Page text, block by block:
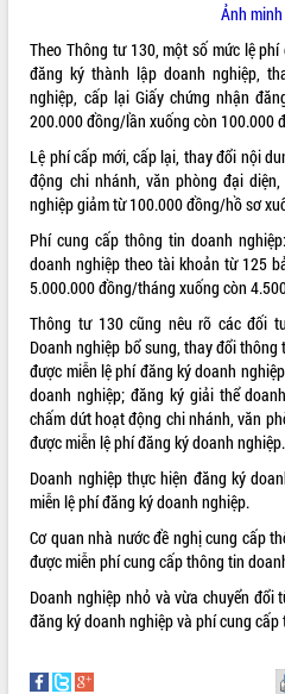
THÔNG TIN CHỈ ĐẠO ĐIỀU HÀNH
HỆ THỐNG VĂN BẢN
VĂN BẢN HĐND TỈNH
ĐIỂM TIN VĂN BẢN
QUY HOẠCH - KẾ HOẠCH
Ảnh
Theo Thông tư 130, một số mức lệ
đăng ký thành lập doanh nghiệp,
nghiệp, cấp lại Giấy chứng nhận
200.000 đồng/lần xuống còn 100.000
Lệ phí cấp mới, cấp lại, thay đổi nội
động chi nhánh, văn phòng đại
nghiệp giảm từ 100.000 đồng/hồ sơ
Phí cung cấp thông tin doanh
doanh nghiệp theo tài khoản từ 125
5.000.000 đồng/tháng xuống còn
Thông tư 130 cũng nêu rõ các đối
Doanh nghiệp bổ sung, thay đổi
được miễn lệ phí đăng ký doanh
doanh nghiệp; đăng ký giải thể
chấm dứt hoạt động chi nhánh, văn
được miễn lệ phí đăng ký doanh nghiệp.
Doanh nghiệp thực hiện đăng ký
miễn lệ phí đăng ký doanh nghiệp.
Cơ quan nhà nước đề nghị cung cấp
được miễn phí cung cấp thông tin
Doanh nghiệp nhỏ và vừa chuyển đổi
đăng ký doanh nghiệp và phí cung